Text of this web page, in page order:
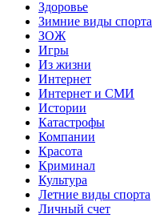
Здоровье
Зимние виды спорта
ЗОЖ
Игры
Из жизни
Интернет
Интернет и СМИ
Истории
Катастрофы
Компании
Красота
Криминал
Культура
Летние виды спорта
Личный счет